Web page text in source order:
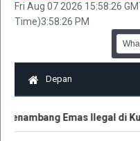
Fri Aug 07 2026 15:58:26
Time)3:58:26 PM
Depan
Emas Ilegal di